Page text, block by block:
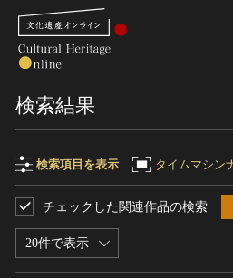
さらに詳細
トップ 媒
検索結果
検索項目を表示 タイムマシン
20件で表示
チェックした関連作品の検索
検索項目
フリーワード